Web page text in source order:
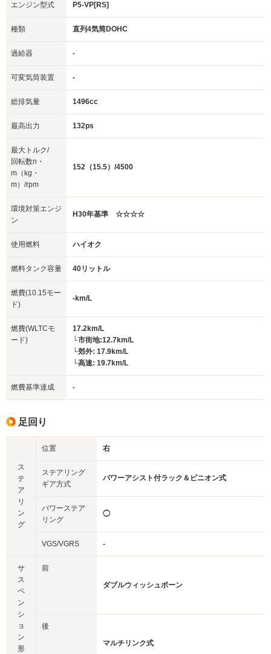
エンジン型式 P5-VP[RS]
種類 直列4気筒DOHC
過給器 -
可変気筒装置 -
総排気量 1496cc
最高出力 132ps
最大トルク/
回転数n・
m（kg・
m）/rpm
152（15.5）/4500
環境対策エンジ
ン
H30年基準 ☆☆☆☆
使用燃料 ハイオク
燃料タンク容量 40リットル
燃費(10.15モー
ド)
-km/L
燃費(WLTCモ
ード)
17.2km/L
└市街地:12.7km/L
└郊外: 17.9km/L
└高速: 19.7km/L
燃費基準達成 -
足回り
ス
テ
ア
リ
ン
グ
位置 右
ステアリング
ギア方式
パワーアシスト付ラック＆ピニオン式
パワーステア
リング
◯
VGS/VGRS -
サ
ス
ペ
ン
シ
ョ
ン
形
前
ダブルウィッシュボーン
後
マルチリンク式